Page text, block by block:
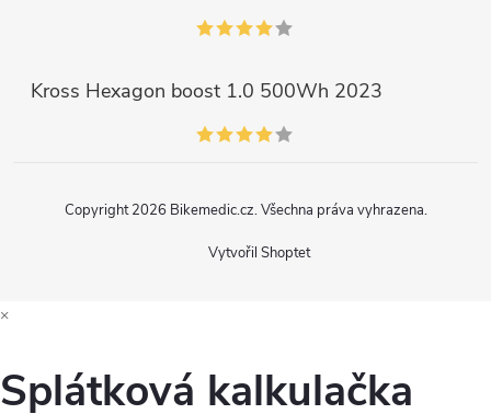
Kross Hexagon boost 1.0 500Wh 2023
Vytvořil Shoptet
Copyright 2026 Bikemedic.cz. Všechna práva vyhrazena.
×
Splátková kalkulačka